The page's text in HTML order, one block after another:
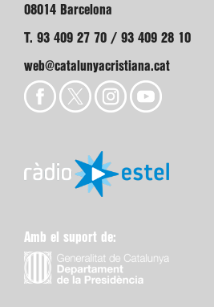
08014 Barcelona
T. 93 409 27 70 / 93 409 28 10
web@catalunyacristiana.cat
Amb el suport de: